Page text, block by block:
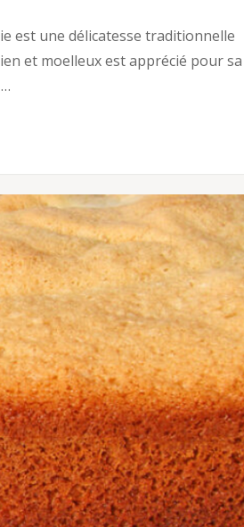
est une délicatesse traditionnelle
et moelleux est apprécié pour sa